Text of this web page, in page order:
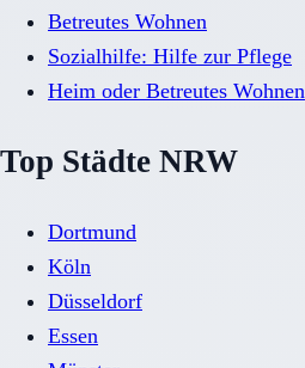
Betreutes Wohnen
Sozialhilfe: Hilfe zur Pflege
Heim oder Betreutes Wohnen
Top Städte NRW
Dortmund
Köln
Düsseldorf
Essen